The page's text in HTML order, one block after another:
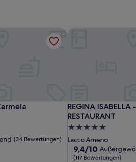
(34 Bewertungen)
REGINA ISABELLA
RESTAURANT
REGINA ISABELLA
5.0-
Sterne-
Unterkunft
Lacco Ameno
9.4
von
9,4/10
(117 Bewertungen)
REGINA ISABELLA